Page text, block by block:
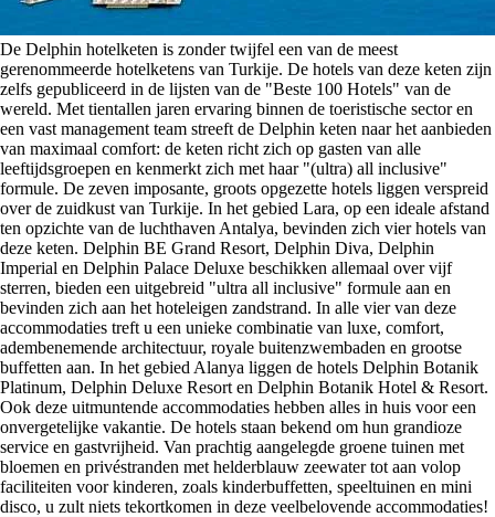
De Delphin hotelketen is zonder twijfel een van de meest
gerenommeerde hotelketens van Turkije. De hotels van deze keten zijn
zelfs gepubliceerd in de lijsten van de "Beste 100 Hotels" van de
wereld. Met tientallen jaren ervaring binnen de toeristische sector en
een vast management team streeft de Delphin keten naar het aanbieden
van maximaal comfort: de keten richt zich op gasten van alle
leeftijdsgroepen en kenmerkt zich met haar "(ultra) all inclusive"
formule. De zeven imposante, groots opgezette hotels liggen verspreid
over de zuidkust van Turkije. In het gebied Lara, op een ideale afstand
ten opzichte van de luchthaven Antalya, bevinden zich vier hotels van
deze keten. Delphin BE Grand Resort, Delphin Diva, Delphin
Imperial en Delphin Palace Deluxe beschikken allemaal over vijf
sterren, bieden een uitgebreid "ultra all inclusive" formule aan en
bevinden zich aan het hoteleigen zandstrand. In alle vier van deze
accommodaties treft u een unieke combinatie van luxe, comfort,
adembenemende architectuur, royale buitenzwembaden en grootse
buffetten aan. In het gebied Alanya liggen de hotels Delphin Botanik
Platinum, Delphin Deluxe Resort en Delphin Botanik Hotel & Resort.
Ook deze uitmuntende accommodaties hebben alles in huis voor een
onvergetelijke vakantie. De hotels staan bekend om hun grandioze
service en gastvrijheid. Van prachtig aangelegde groene tuinen met
bloemen en privéstranden met helderblauw zeewater tot aan volop
faciliteiten voor kinderen, zoals kinderbuffetten, speeltuinen en mini
disco, u zult niets tekortkomen in deze veelbelovende accommodaties!